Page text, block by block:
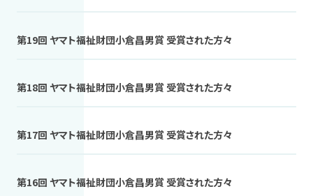
第19回 ヤマト福祉財団小倉昌男賞 受賞された方々
第18回 ヤマト福祉財団小倉昌男賞 受賞された方々
第17回 ヤマト福祉財団小倉昌男賞 受賞された方々
第16回 ヤマト福祉財団小倉昌男賞 受賞された方々